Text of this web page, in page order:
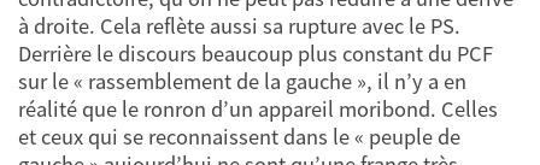
à droite. Cela reflète aussi sa rupture avec le PS.
Derrière le discours beaucoup plus constant du PCF
sur le « rassemblement de la gauche », il n’y a en
réalité que le ronron d’un appareil moribond. Celles
et ceux qui se reconnaissent dans le « peuple de